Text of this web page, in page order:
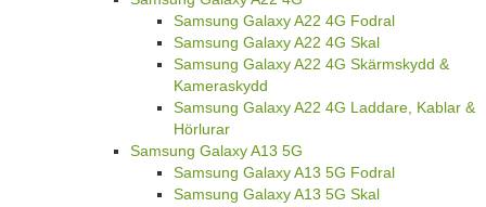
Samsung Galaxy A22 4G Fodral
Samsung Galaxy A22 4G Skal
Samsung Galaxy A22 4G Skärmskydd &
Kameraskydd
Samsung Galaxy A22 4G Laddare, Kablar &
Hörlurar
Samsung Galaxy A13 5G
Samsung Galaxy A13 5G Fodral
Samsung Galaxy A13 5G Skal